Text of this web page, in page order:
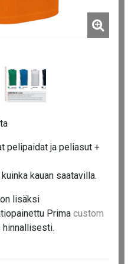
pelipaidat ja peliasut +
kauan saatavilla.
lisäksi
Prima custom
hinnallisesti.